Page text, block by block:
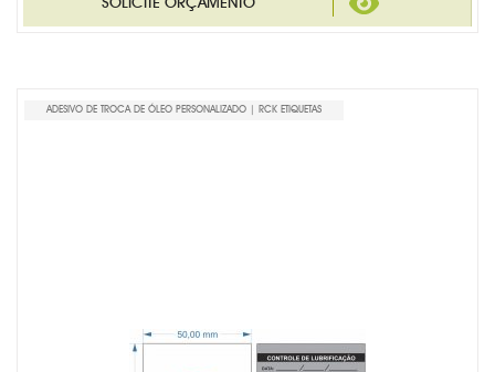
ADESIVO DE TROCA DE ÓLEO PERSONALIZADO | RCK ETIQUETAS